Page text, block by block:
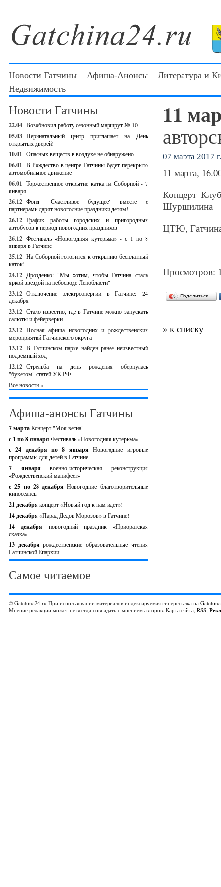
Новости Гатчины Афиша-Анонсы
Литература и
Недвижимость
Новости Гатчины
22.04 Возобновил работу сезонный маршрут № 10
05.03 Перинатальный центр приглашает на День
открытых дверей!
10.01 Опасных веществ в воздухе не обнаружено
06.01 В Рождество в центре Гатчины будет перекрыто
автомобильное движение
06.01 Торжественное открытие катка на Соборной - 7
января
26.12 Фонд "Счастливое будущее" вместе с
партнерами дарят новогодние праздники детям!
26.12 График работы городских и пригородных
автобусов в период новогодних праздников
26.12 Фестиваль «Новогодняя кутерьма» - с 1 по 8
января в Гатчине
25.12 На Соборной готовится к открытию бесплатный
каток!
24.12 Дрозденко: "Мы хотим, чтобы Гатчина стала
яркой звездой на небосводе Ленобласти"
23.12 Отключение электроэнергии в Гатчине: 24
декабря
23.12 Стало известно, где в Гатчине можно запускать
салюты и фейерверки
23.12 Полная афиша новогодних и рождественских
мероприятий Гатчинского округа
13.12 В Гатчинском парке найден ранее неизвестный
подземный ход
12.12 Стрельба на день рождения обернулась
"букетом" статей УК РФ
Все новости »
Афиша-анонсы Гатчины
7 мартаКонцерт "Моя весна"
с 1 по 8 января Фестиваль «Новогодняя кутерьма»
с 24 декабря по 8 январяНовогодние игровые
программы для детей в Гатчине
7 январявоенно-историческая реконструкция
«Рождественский манифест»
c 25 по 28 декабряНовогодние благотворительные
киносеансы
21 декабря концерт «Новый год к нам идет»!
14 декабря «Парад Дедов Морозов» в Гатчине!
14 декабря новогодний праздник «Приоратская
сказка»
13 декабрярождественские образовательные чтения
Гатчинской Епархии
Самое читаемое
11
07 марта 2017 г.
11 марта,
Концерт
Шуршилина
ЦТЮ,
Просмотров:
Поделиться…
» к списку
© Gatchina24.ru При использовании материалов индексируемая гиперссылка на
Мнение редакции может не всегда совпадать с мнением авторов. Карта сайта, RSS,